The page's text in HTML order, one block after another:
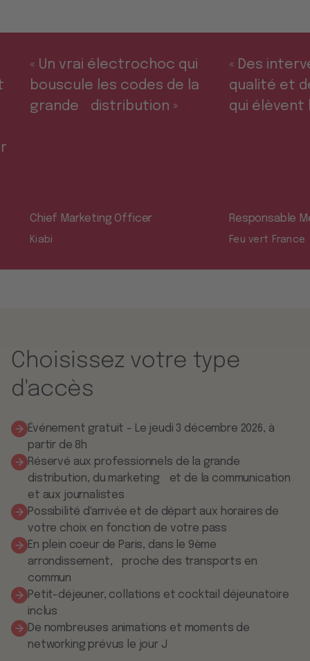
« Un vrai électrochoc qui
bouscule les codes de la
grande distribution »
Chief Marketing Officer
« Des
qualité et des
qui élèvent le
Responsable
Feu vert France
Choisissez votre type
d'accès
Événement gratuit - Le jeudi 3 décembre 2026, à
partir de 8h
Réservé aux professionnels de la grande
distribution, du marketing et de la communication
et aux journalistes
Possibilité d'arrivée et de départ aux horaires de
votre choix en fonction de votre pass
En plein coeur de Paris, dans le 9ème
arrondissement, proche des transports en
commun
Petit-déjeuner, collations et cocktail déjeunatoire
inclus
De nombreuses animations et moments de
networking prévus le jour J